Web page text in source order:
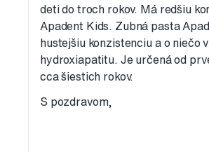
deti do troch rokov. Má redšiu
Apadent Kids. Zubná pasta
hustejšiu konzistenciu a o niečo
hydroxiapatitu. Je určená od
cca šiestich rokov.
S pozdravom,